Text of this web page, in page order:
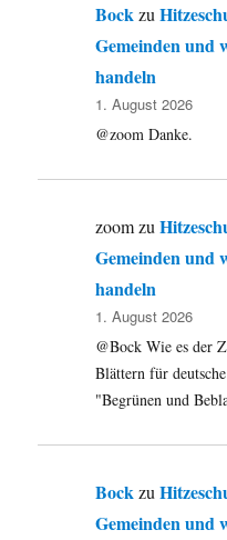
Bockzu
Gemeinden und
handeln
1. August 2026
@zoom Danke.
zoomzu
Gemeinden und
handeln
1. August 2026
@Bock Wie es der
Blättern für
"Begrünen und
Bockzu
Gemeinden und